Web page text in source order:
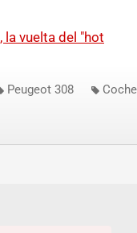
la vuelta del "hot
Peugeot 308